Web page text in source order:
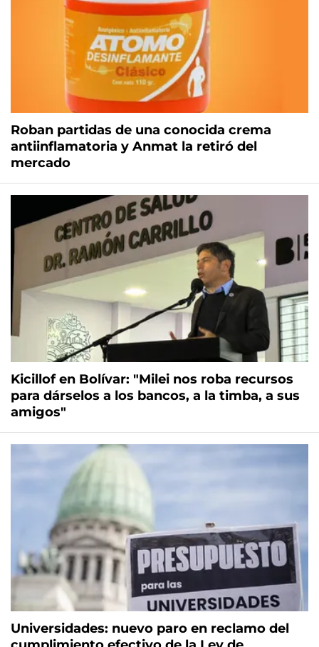
Roban partidas de una conocida crema
antiinflamatoria y Anmat la retiró del
mercado
Kicillof en Bolívar: "Milei nos roba recursos
para dárselos a los bancos, a la timba, a sus
amigos"
Universidades: nuevo paro en reclamo del